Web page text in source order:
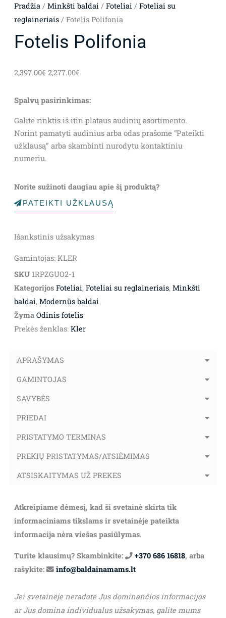
Pradžia/ Minkšti baldai/ Foteliai/ Foteliai su
reglaineriais/ Fotelis Polifonia
Fotelis Polifonia
2,397.00€ price
2,397.00€.
2,277.00€price
2,277.00€.
Spalvų pasirinkimas:
Galite rinktis iš itin plataus audinių asortimento.
Norint pamatyti audinius arba odas prašome “Pateikti
užklausą” arba skambinti nurodytu kontaktiniu
numeriu.
Norite sužinoti daugiau apie šį produktą?
PATEIKTI UŽKLAUSĄ
Išankstinis užsakymas
Gamintojas: KLER
SKU 1RPZGUO2-1
Kategorijos Foteliai, Foteliai su reglaineriais, Minkšti
baldai, Modernūs baldai
Žyma Odinis fotelis
Prekės ženklas: Kler
APRAŠYMAS
GAMINTOJAS
SAVYBĖS
PRIEDAI
PRISTATYMO TERMINAS
PREKIŲ PRISTATYMAS/ATSIĖMIMAS
ATSISKAITYMAS UŽ PREKES
Atkreipiame dėmesį, kad ši svetainė skirta tik
informaciniams tikslams ir svetainėje pateikta
informacija nėra viešas pasiūlymas.
Turite klausimų? Skambinkite: +370 686 16818, arba
rašykite:
info@baldainamams.lt
Jei svetainėje neradote Jus dominančios informacijos
ar Jus domina individualus užsakymas, galite mums